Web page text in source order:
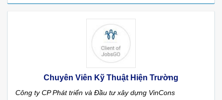
Chuyên Viên Kỹ Thuật Hiện Trường
Công ty CP Phát triển và Đầu tư xây dựng VinCons